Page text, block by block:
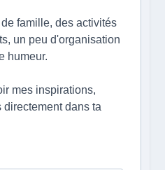
famille, des activités
un peu d'organisation
humeur.
mes inspirations,
dans ta